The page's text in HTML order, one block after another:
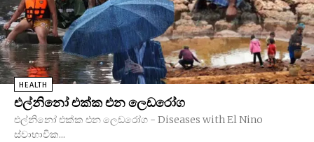
HEALTH
එල්නිනෝ එක්ක එන ලෙඩරෝග
එල්නිනෝ එක්ක එන ලෙඩරෝග - Diseases with El Nino
ස්වාභාවික...